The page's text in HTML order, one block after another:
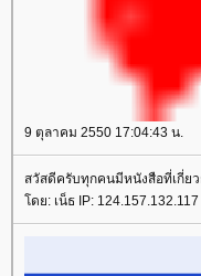
9 ตุลาคม 2550 17:04:43 น.
สวัสดีครับทุกคนมีหนังสือที่เกี่ย
โดย: เน็ธ IP: